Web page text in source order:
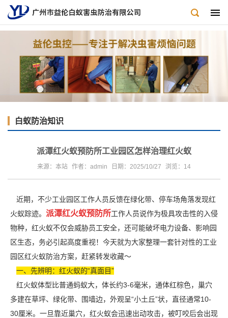
白蚁防治知识
派潭红火蚁预防所工业园区怎样治理红火蚁
来源：本站 作者：admin 日期：2025/10/27 浏览： 14
近期，不少工业园区工作人员反馈在绿化带、停车场角落发现红
火蚁踪迹。 派潭红火蚁预防所工作人员说作为极具攻击性的入侵
物种，红火蚁不仅会威胁员工安全，还可能破坏电力设备、影响园
区生态，务必引起高度重视！今天就为大家整理一套针对性的工业
园区红火蚁防治方案，赶紧转发收藏～
一、先辨明：红火蚁的“真面目”
红火蚁体型比普通蚂蚁大，体长约3-6毫米，通体红棕色，巢穴
多建在草坪、绿化带、围墙边，外观呈“小土丘”状，直径通常10-
30厘米。一旦靠近巢穴， 红火蚁会迅速出动攻击，被叮咬后会出现